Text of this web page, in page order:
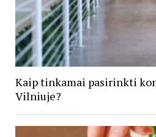
Kaip tinkamai pasirinkti
Vilniuje?